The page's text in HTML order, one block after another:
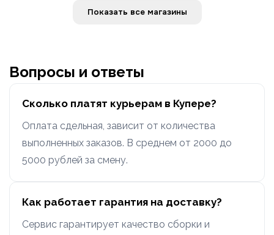
Показать все магазины
Вопросы и ответы
Сколько платят курьерам в Купере?
Оплата сдельная, зависит от количества
выполненных заказов. В среднем от 2000 до
5000 рублей за смену.
Как работает гарантия на доставку?
Сервис гарантирует качество сборки и